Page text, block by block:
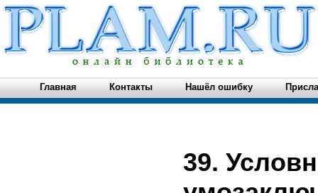
Главная Контакты Нашёл ошибку
39.